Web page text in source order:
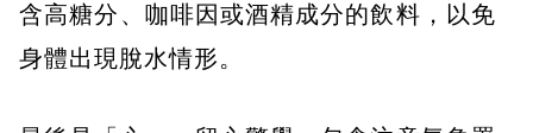
含高糖分、咖啡因或酒精成分的飲料，以免
身體出現脫水情形。